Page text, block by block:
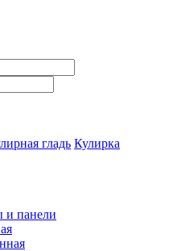
гладь Кулирка
и панели